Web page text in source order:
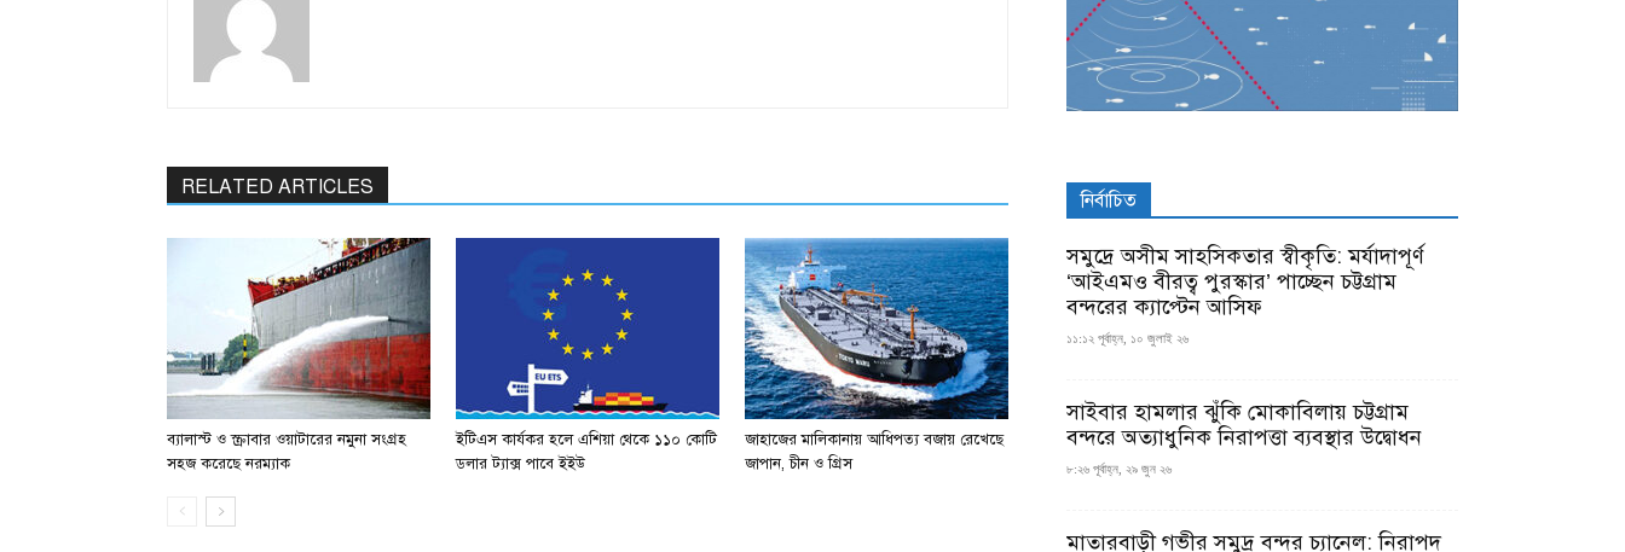
RELATED ARTICLES
ব্যালাস্ট ও স্ক্রাবার ওয়াটারের নমুনা সংগ্রহ
সহজ করেছে নরম্যাক
ইটিএস কার্যকর হলে এশিয়া থেকে ১১০ কোটি
ডলার ট্যাক্স পাবে ইইউ
জাহাজের মালিকানায় আধিপত্য বজায় রেখেছে
জাপান, চীন ও গ্রিস
নির্বাচিত
সমুদ্রে অসীম সাহসিকতার স্বীকৃতি: মর্যাদাপূর্ণ
‘আইএমও বীরত্ব পুরস্কার’ পাচ্ছেন চট্টগ্রাম
বন্দরের ক্যাপ্টেন আসিফ
১১:১২ পূর্বাহ্ন, ১০ জুলাই ২৬
সাইবার হামলার ঝুঁকি মোকাবিলায় চট্টগ্রাম
বন্দরে অত্যাধুনিক নিরাপত্তা ব্যবস্থার উদ্বোধন
৮:২৬ পূর্বাহ্ন, ২৯ জুন ২৬
মাতারবাড়ী গভীর সমুদ্র বন্দর চ্যানেল: নিরাপদ